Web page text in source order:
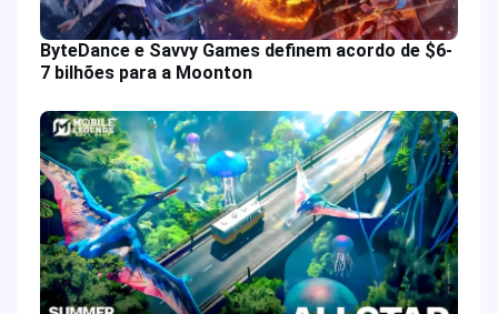
ByteDance e Savvy Games definem acordo de $6-
7 bilhões para a Moonton